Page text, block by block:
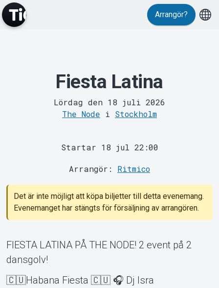
Om Tickster
Arrangör?
Fiesta Latina
Lördag den 18 juli 2026
The Node i Stockholm
Startar 18 jul 22:00
Arrangör: Ritmico
Det är inte möjligt att köpa biljetter till detta evenemang.
Evenemanget har stängts för försäljning av arrangören.
FIESTA LATINA PÅ THE NODE! 2 event på 2
dansgolv!
🇨🇺Habana Fiesta 🇨🇺 🎧 Dj Isra